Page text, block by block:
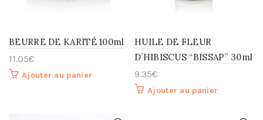
BEURRE DE KARITÉ 100ml
11.05€
Ajouter au panier
HUILE DE FLEUR
D’HIBISCUS “BISSAP” 30ml
9.35€
Ajouter au panier